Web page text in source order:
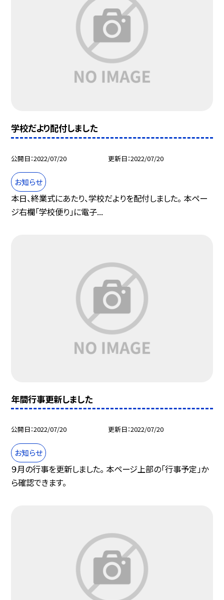
学校だより配付しました
公開日 2022/07/20 更新日 2022/07/20
お知らせ
本日、終業式にあたり、学校だよりを配付しました。 本ペー
ジ右欄「学校便り」に電子...
年間行事更新しました
公開日 2022/07/20 更新日 2022/07/20
お知らせ
９月の行事を更新しました。 本ページ上部の「行事予定」か
ら確認できます。